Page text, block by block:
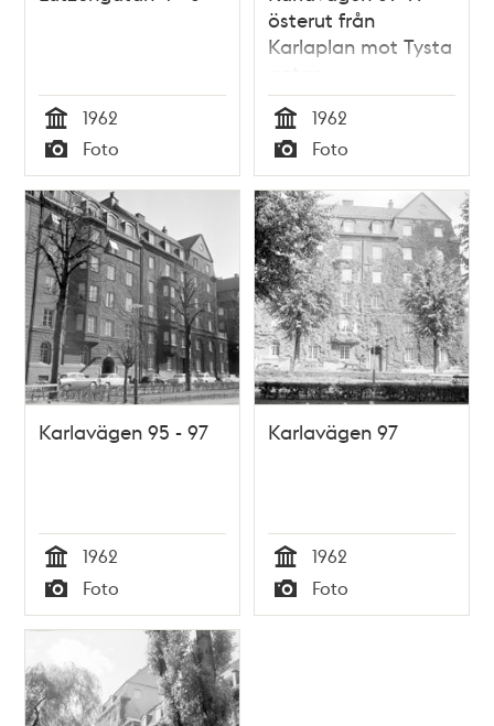
Tid
1962
Typ
Foto
österut från
Karlaplan mot Tysta
Tid
1962
Typ
Foto
Karlavägen 95 - 97
Tid
1962
Typ
Foto
Karlavägen 97
Tid
1962
Typ
Foto